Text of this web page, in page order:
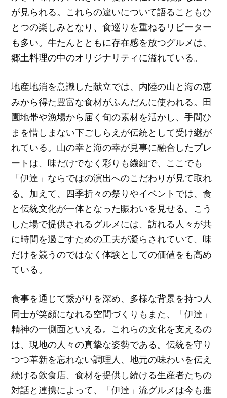
が見られる。これらの違いについて語ることもひ
とつの楽しみとなり、食巡りを重ねるリピーター
も多い。牛たんとともに存在感を放つグルメは、
郷土料理の中のオリジナリティに溢れている。
地産地消を意識した献立では、内陸の山と海の恵
みから得た豊富な食材がふんだんに使われる。田
園地帯や漁場から届く旬の素材を活かし、手間ひ
まを惜しまない下ごしらえが伝統として受け継が
れている。山の幸と海の幸が見事に融合したプレ
ートは、味だけでなく彩りも繊細で、ここでも
「伊達」ならではの演出へのこだわりが見て取れ
る。加えて、四季折々の祭りやイベントでは、食
と伝統文化が一体となった賑わいを見せる。こう
した場で提供されるグルメには、訪れる人々が共
に時間を過ごすための工夫が凝らされていて、味
だけを競うのではなく体験としての価値をも高め
ている。
食事を通じて繋がりを深め、多様な背景を持つ人
同士が笑顔になれる空間づくりもまた、「伊達」
精神の一側面といえる。これらの文化を支えるの
は、現地の人々の真摯な姿勢である。伝統を守り
つつ革新を忘れない調理人、地元の味わいを伝え
続ける飲食店、食材を提供し続ける生産者たちの
対話と連携によって、「伊達」流グルメは今も進